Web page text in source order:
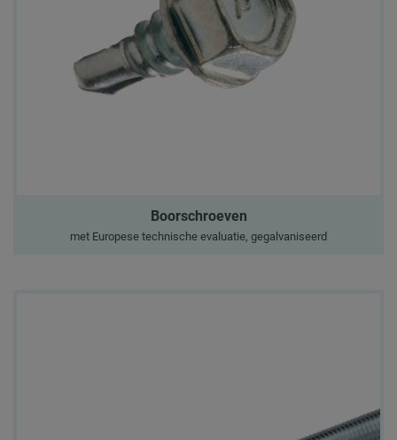
Boorschroeven
met Europese technische evaluatie, gegalvaniseerd